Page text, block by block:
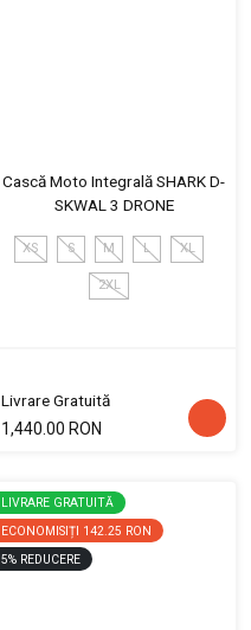
Cască Moto Integrală SHARK D-
SKWAL 3 DRONE
XS S M L XL
2XL
Livrare Gratuită
1,440.00 RON
LIVRARE GRATUITĂ
ECONOMISIȚI 142.25 RON
5% REDUCERE